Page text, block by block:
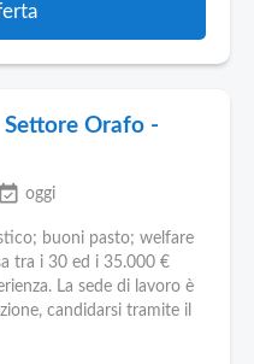
Orafo -
event_available oggi
buoni pasto; welfare
tra i 30 ed i 35.000 €
La sede di lavoro è
candidarsi tramite il